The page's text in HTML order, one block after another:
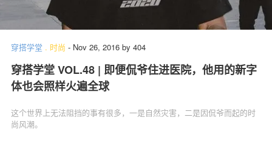
穿搭学堂 . 时尚 - Nov 26, 2016 by 404
穿搭学堂 VOL.48 | 即便侃爷住进医院，他用的新字
体也会照样火遍全球
这个世界上无法阻挡的事有很多，一是自然灾害，二是因侃爷而起的时
尚风潮。